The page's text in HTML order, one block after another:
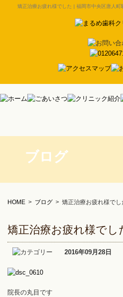
矯正治療お疲れ様でした | 福岡市中央区唐人町
ブログ
HOME > ブログ > 矯正治療お疲れ様でし
矯正治療お疲れ様でし
2016年09月28日
院長の丸目です